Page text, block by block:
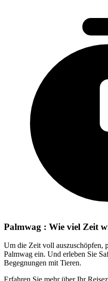
Palmwag : Wie viel Zeit
Um die Zeit voll auszuschöpfen,
Palmwag ein. Und erleben Sie
Begegnungen mit Tieren.